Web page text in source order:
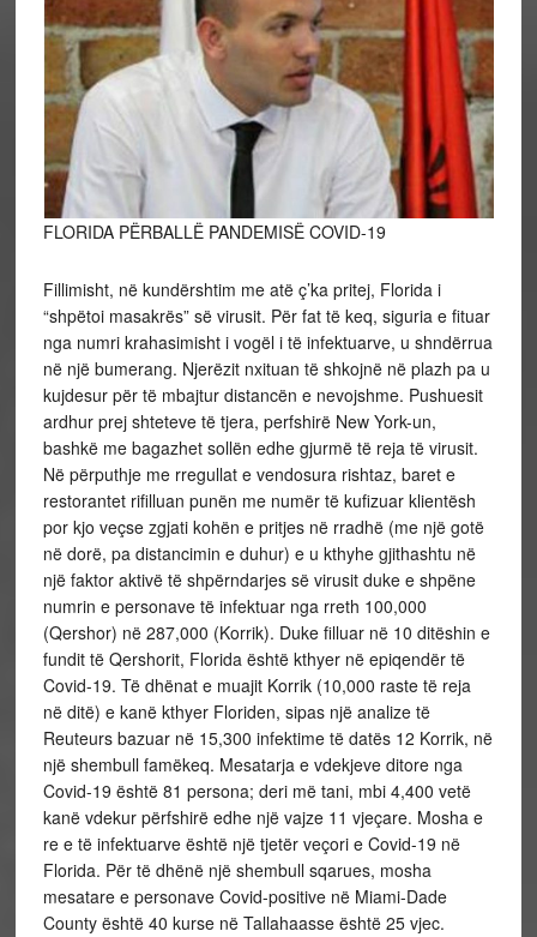
FLORIDA PËRBALLË PANDEMISË COVID-19
Fillimisht, në kundërshtim me atë ç’ka pritej, Florida i
“shpëtoi masakrës” së virusit. Për fat të keq, siguria e fituar
nga numri krahasimisht i vogël i të infektuarve, u shndërrua
në një bumerang. Njerëzit nxituan të shkojnë në plazh pa u
kujdesur për të mbajtur distancën e nevojshme. Pushuesit
ardhur prej shteteve të tjera, perfshirë New York-un,
bashkë me bagazhet sollën edhe gjurmë të reja të virusit.
Në përputhje me rregullat e vendosura rishtaz, baret e
restorantet rifilluan punën me numër të kufizuar klientësh
por kjo veçse zgjati kohën e pritjes në rradhë (me një gotë
në dorë, pa distancimin e duhur) e u kthyhe gjithashtu në
një faktor aktivë të shpërndarjes së virusit duke e shpëne
numrin e personave të infektuar nga rreth 100,000
(Qershor) në 287,000 (Korrik). Duke filluar në 10 ditëshin e
fundit të Qershorit, Florida është kthyer në epiqendër të
Covid-19. Të dhënat e muajit Korrik (10,000 raste të reja
në ditë) e kanë kthyer Floriden, sipas një analize të
Reuteurs bazuar në 15,300 infektime të datës 12 Korrik, në
një shembull famëkeq. Mesatarja e vdekjeve ditore nga
Covid-19 është 81 persona; deri më tani, mbi 4,400 vetë
kanë vdekur përfshirë edhe një vajze 11 vjeçare. Mosha e
re e të infektuarve është një tjetër veçori e Covid-19 në
Florida. Për të dhënë një shembull sqarues, mosha
mesatare e personave Covid-positive në Miami-Dade
County është 40 kurse në Tallahaasse është 25 vjec.